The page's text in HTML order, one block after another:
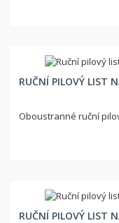
RUČNÍ PILOVÝ LIST
Oboustranné ruční
RUČNÍ PILOVÝ LIST